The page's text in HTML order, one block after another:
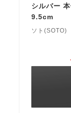
シルバー
9.5cm
ソト(SOTO)